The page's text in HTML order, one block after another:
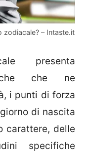
zodiacale? – Intaste.it
presenta
che ne
i punti di forza
di nascita
carattere, delle
specifiche